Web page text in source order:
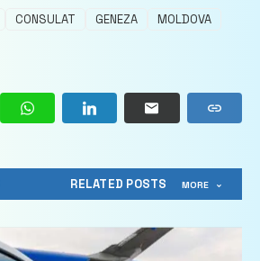
CONSULAT GENEZA
MOLDOVA
RELATED POSTS MORE